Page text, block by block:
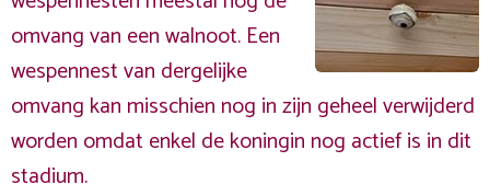
omvang van een walnoot. Een
wespennest van dergelijke
omvang kan misschien nog in zijn geheel verwijderd
worden omdat enkel de koningin nog actief is in dit
stadium.